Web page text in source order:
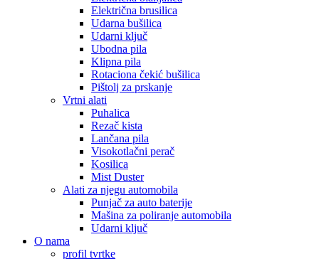
Električna brusilica
Udarna bušilica
Udarni ključ
Ubodna pila
Klipna pila
Rotaciona čekić bušilica
Pištolj za prskanje
Vrtni alati
Puhalica
Rezač kista
Lančana pila
Visokotlačni perač
Kosilica
Mist Duster
Alati za njegu automobila
Punjač za auto baterije
Mašina za poliranje automobila
Udarni ključ
O nama
profil tvrtke